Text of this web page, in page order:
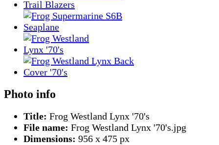
Photo info
Title: Frog Westland Lynx '70's
File name: Frog Westland Lynx '70's.jpg
Dimensions: 956 x 475 px